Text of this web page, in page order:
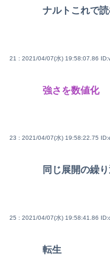
ナルトこれで
21 : 2021/04/07(水) 19:58:07.86
強さを数値化
23 : 2021/04/07(水) 19:58:22.75
同じ展開の繰
25 : 2021/04/07(水) 19:58:41.86
転生